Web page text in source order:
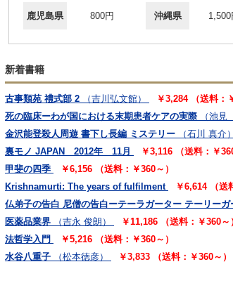
鹿児島県 800円 沖縄県 1,500
新着書籍
古事類苑 禮式部 2 （吉川弘文館）
￥3,284 （送料：
死の臨床ーわが国における末期患者ケアの実際
（池
金沢能登殺人周遊 書下し長編 ミステリー
（石川 真介）
裏モノ JAPAN 2012年 11月
￥3,116 （送料：￥
甲斐の四季
￥6,156 （送料：￥360～）
Krishnamurti: The years of fulfilment
￥6,614 （送
仏弟子の告白 尼僧の告白ーテーラガーター テーリーガ
医薬品業界
（吉永 俊朗）
￥11,186 （送料：￥360～
法哲学入門
￥5,216 （送料：￥360～）
水谷八重子
（松本徳彦） ￥3,833 （送料：￥360～）